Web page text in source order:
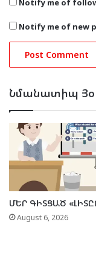
Notify me of new
Նմանատիպ
ՄԵՐ ԳԻՏՑԱԾ
August 6, 2026